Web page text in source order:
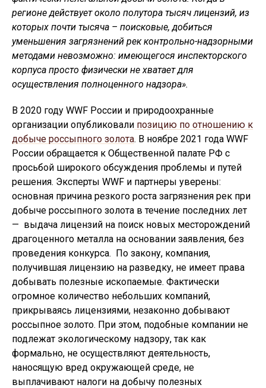
регионе действует около полутора тысяч лицензий, из
которых почти тысяча – поисковые, добиться
уменьшения загрязнений рек контрольно-надзорными
методами невозможно: имеющегося инспекторского
корпуса просто физически не хватает для
осуществления полноценного надзора».
В 2020 году WWF России и природоохранные
организации опубликовали позицию по отношению к
добыче россыпного золота. В ноябре 2021 года WWF
России обращается к Общественной палате РФ с
просьбой широкого обсуждения проблемы и путей
решения. Эксперты WWF и партнеры уверены:
основная причина резкого роста загрязнения рек при
добыче россыпного золота в течение последних лет
— выдача лицензий на поиск новых месторождений
драгоценного металла на основании заявления, без
проведения конкурса. По закону, компания,
получившая лицензию на разведку, не имеет права
добывать полезные ископаемые. Фактически
огромное количество небольших компаний,
прикрываясь лицензиями, незаконно добывают
россыпное золото. При этом, подобные компании не
подлежат экологическому надзору, так как
формально, не осуществляют деятельность,
наносящую вред окружающей среде, не
выплачивают налоги на добычу полезных